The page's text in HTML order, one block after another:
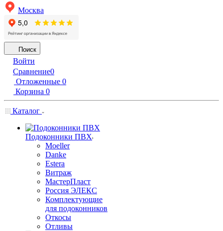
Москва
Поиск
Войти
Сравнение0
Отложенные 0
Корзина 0
Каталог
Подоконники ПВХ
Moeller
Danke
Estera
Витраж
МастерПласт
Россия ЭЛЕКС
Комплектующие
для подоконников
Откосы
Отливы